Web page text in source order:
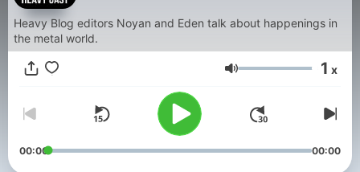
Heavy Blog editors Noyan and Eden talk about happenings in
the metal world.
Volym 1 x
00:00 00:00